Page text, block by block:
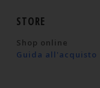
STORE
Shop online
Guida all'acquisto